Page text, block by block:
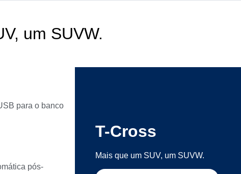
um SUVW.
para o banco
pós-
T-Cross
Mais que um SUV, um SUVW.